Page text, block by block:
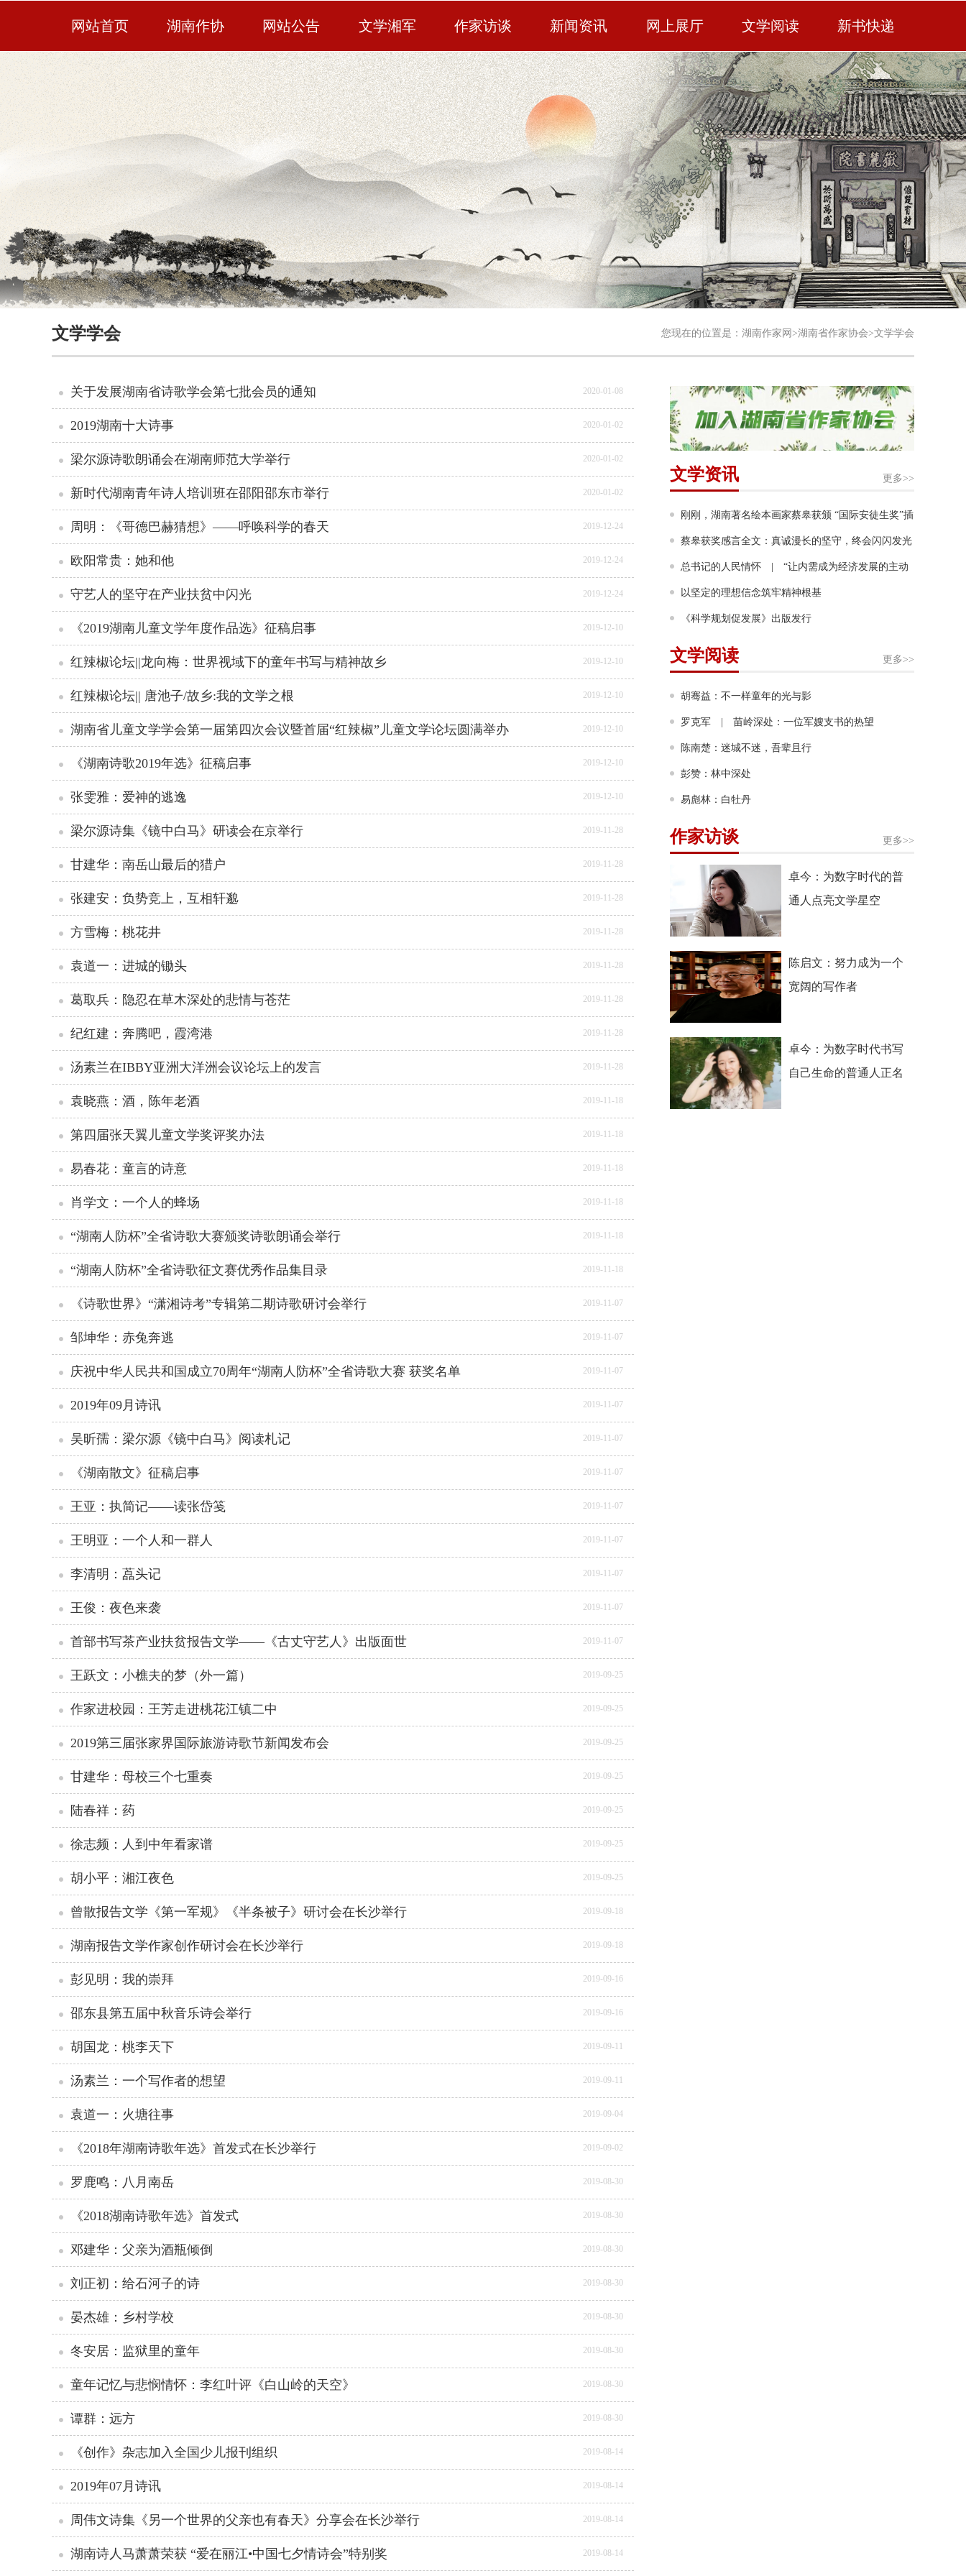
网站首页 湖南作协 网站公告 文学湘军 作家访谈 新闻资讯 网上展厅 文学阅读 新书快递
文学学会 您现在的位置是： 湖南作家网 >湖南省作家协会>文学学会
2020-01-08
关于发展湖南省诗歌学会第七批会员的通知
2020-01-02
2019湖南十大诗事
2020-01-02
梁尔源诗歌朗诵会在湖南师范大学举行
2020-01-02
新时代湖南青年诗人培训班在邵阳邵东市举行
2019-12-24
周明：《哥德巴赫猜想》——呼唤科学的春天
2019-12-24
欧阳常贵：她和他
2019-12-24
守艺人的坚守在产业扶贫中闪光
2019-12-10
《2019湖南儿童文学年度作品选》征稿启事
2019-12-10
红辣椒论坛||龙向梅：世界视域下的童年书写与精神故乡
2019-12-10
红辣椒论坛|| 唐池子/故乡:我的文学之根
2019-12-10
湖南省儿童文学学会第一届第四次会议暨首届“红辣椒”儿童文学论坛圆满举办
2019-12-10
《湖南诗歌2019年选》征稿启事
2019-12-10
张雯雅：爱神的逃逸
2019-11-28
梁尔源诗集《镜中白马》研读会在京举行
2019-11-28
甘建华：南岳山最后的猎户
2019-11-28
张建安：负势竞上，互相轩邈
2019-11-28
方雪梅：桃花井
2019-11-28
袁道一：进城的锄头
2019-11-28
葛取兵：隐忍在草木深处的悲情与苍茫
2019-11-28
纪红建：奔腾吧，霞湾港
2019-11-28
汤素兰在IBBY亚洲大洋洲会议论坛上的发言
2019-11-18
袁晓燕：酒，陈年老酒
2019-11-18
第四届张天翼儿童文学奖评奖办法
2019-11-18
易春花：童言的诗意
2019-11-18
肖学文：一个人的蜂场
2019-11-18
“湖南人防杯”全省诗歌大赛颁奖诗歌朗诵会举行
2019-11-18
“湖南人防杯”全省诗歌征文赛优秀作品集目录
2019-11-07
《诗歌世界》“潇湘诗考”专辑第二期诗歌研讨会举行
2019-11-07
邹坤华：赤兔奔逃
2019-11-07
庆祝中华人民共和国成立70周年“湖南人防杯”全省诗歌大赛 获奖名单
2019-11-07
2019年09月诗讯
2019-11-07
吴昕孺：梁尔源《镜中白马》阅读札记
2019-11-07
《湖南散文》征稿启事
2019-11-07
王亚：执简记——读张岱笺
2019-11-07
王明亚：一个人和一群人
2019-11-07
李清明：藠头记
2019-11-07
王俊：夜色来袭
2019-11-07
首部书写茶产业扶贫报告文学——《古丈守艺人》出版面世
2019-09-25
王跃文：小樵夫的梦（外一篇）
2019-09-25
作家进校园：王芳走进桃花江镇二中
2019-09-25
2019第三届张家界国际旅游诗歌节新闻发布会
2019-09-25
甘建华：母校三个七重奏
2019-09-25
陆春祥：药
2019-09-25
徐志频：人到中年看家谱
2019-09-25
胡小平：湘江夜色
2019-09-18
曾散报告文学《第一军规》《半条被子》研讨会在长沙举行
2019-09-18
湖南报告文学作家创作研讨会在长沙举行
2019-09-16
彭见明：我的崇拜
2019-09-16
邵东县第五届中秋音乐诗会举行
2019-09-11
胡国龙：桃李天下
2019-09-11
汤素兰：一个写作者的想望
2019-09-04
袁道一：火塘往事
2019-09-02
《2018年湖南诗歌年选》首发式在长沙举行
2019-08-30
罗鹿鸣：八月南岳
2019-08-30
《2018湖南诗歌年选》首发式
2019-08-30
邓建华：父亲为酒瓶倾倒
2019-08-30
刘正初：给石河子的诗
2019-08-30
晏杰雄：乡村学校
2019-08-30
冬安居：监狱里的童年
2019-08-30
童年记忆与悲悯情怀：李红叶评《白山岭的天空》
2019-08-30
谭群：远方
2019-08-14
《创作》杂志加入全国少儿报刊组织
2019-08-14
2019年07月诗讯
2019-08-14
周伟文诗集《另一个世界的父亲也有春天》分享会在长沙举行
2019-08-14
湖南诗人马萧萧荣获 “爱在丽江•中国七夕情诗会”特别奖
更多>>
文学资讯
刚刚，湖南著名绘本画家蔡皋获颁 “国际安徒生奖”插
画家奖！成为该奖项设立60年来首位获奖的中国画家
蔡皋获奖感言全文：真诚漫长的坚守，终会闪闪发光
总书记的人民情怀 | “让内需成为经济发展的主动
力”
以坚定的理想信念筑牢精神根基
《科学规划促发展》出版发行
更多>>
文学阅读
胡骞益：不一样童年的光与影
罗克军 | 苗岭深处：一位军嫂支书的热望
陈南楚：迷城不迷，吾辈且行
彭赞：林中深处
易彪林：白牡丹
更多>>
作家访谈
卓今：为数字时代的普
通人点亮文学星空
陈启文：努力成为一个
宽阔的写作者
卓今：为数字时代书写
自己生命的普通人正名